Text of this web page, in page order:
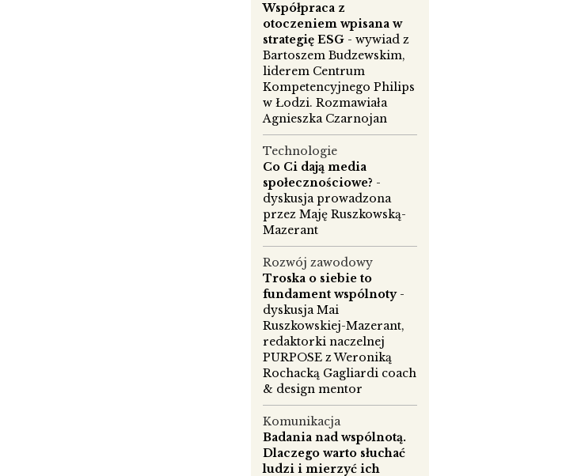
Współpraca z
otoczeniem wpisana w
strategię ESG - wywiad z
Bartoszem Budzewskim,
liderem Centrum
Kompetencyjnego Philips
w Łodzi. Rozmawiała
Agnieszka Czarnojan
Technologie
Co Ci dają media
społecznościowe? -
dyskusja prowadzona
przez Maję Ruszkowską-
Mazerant
Rozwój zawodowy
Troska o siebie to
fundament wspólnoty-
dyskusja Mai
Ruszkowskiej-Mazerant,
redaktorki naczelnej
PURPOSE z Weroniką
Rochacką Gagliardi coach
& design mentor
Komunikacja
Badania nad wspólnotą.
Dlaczego warto słuchać
ludzi i mierzyć ich